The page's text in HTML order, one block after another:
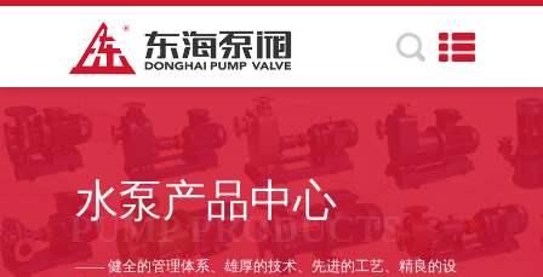
水泵产品中心
PUMP PRODUCTS
—— 健全的管理体系、雄厚的技术、先进的工艺、精良的设